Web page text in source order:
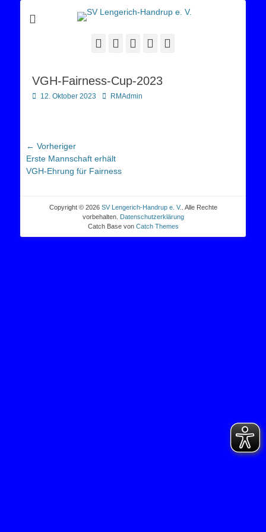
SV Lengerich-
Handrup e. V.
Sportverein Lengerich Handrup
Facebook
Twitter YouTube
VGH-Fairness-Cup-2023
Posted
12. Oktober 2023 AutorRMAdmin
Beitragsnavigation
← Vorheriger
Vorheriger
Beitrag:
Erste Mannschaft erhält
VGH-Ehrung für Fairness
Copyright © 2026 SV Lengerich-Handrup e. V. . Alle Rechte
vorbehalten. Datenschutzerklärung
Catch Base von Catch Themes